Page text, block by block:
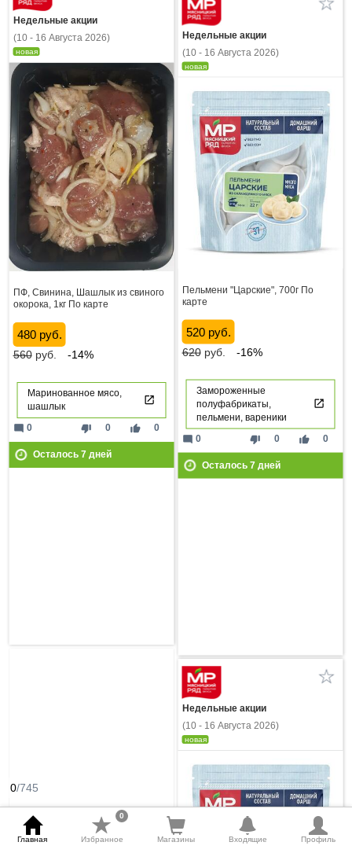
0/745
Недельные акции
(10 - 16 Августа 2026)
новая
ПФ, Свинина, Шашлык из свиного
окорока, 1кг По карте
480 руб.
560руб. -14%
Маринованное мясо,
шашлык
thumb_down 0 thumb_up 0
mode_comment 0
Осталось 7дней
Недельные акции
(10 - 16 Августа 2026)
новая
Пельмени "Царские", 700г По
карте
520 руб.
620руб. -16%
Замороженные
полуфабрикаты,
пельмени, вареники
thumb_down 0 thumb_up 0
mode_comment 0
Осталось 7дней
Недельные акции
(10 - 16 Августа 2026)
новая
Главная Избранное
0
Магазины Входящие Профиль